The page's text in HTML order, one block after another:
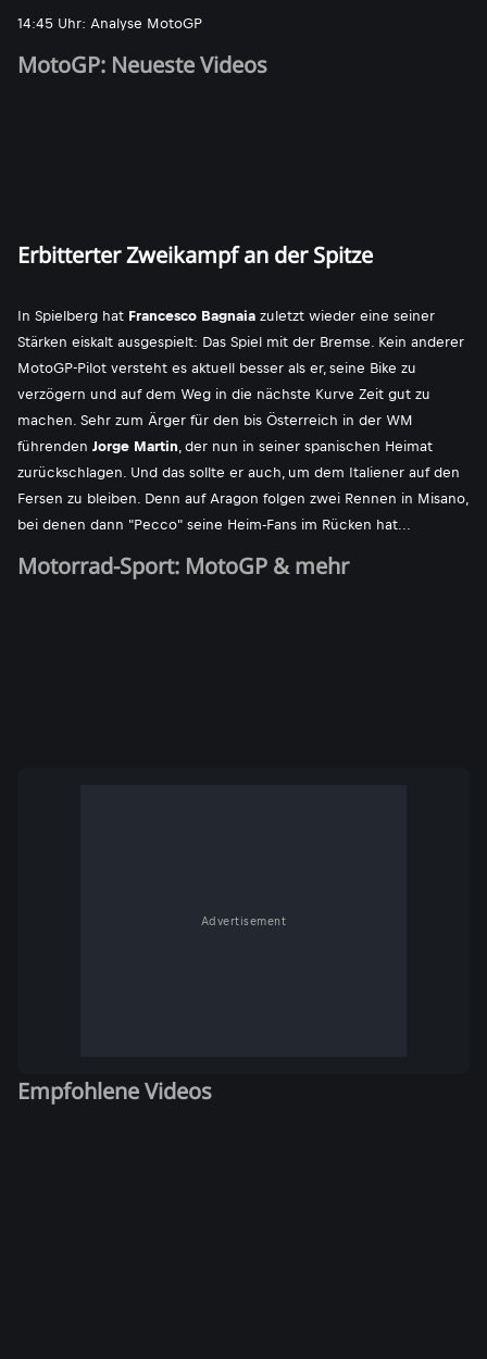
14:45 Uhr: Analyse MotoGP
MotoGP: Neueste Videos
Erbitterter Zweikampf an der Spitze
In Spielberg hat Francesco Bagnaia zuletzt wieder eine seiner
Stärken eiskalt ausgespielt: Das Spiel mit der Bremse. Kein anderer
MotoGP-Pilot versteht es aktuell besser als er, seine Bike zu
verzögern und auf dem Weg in die nächste Kurve Zeit gut zu
machen. Sehr zum Ärger für den bis Österreich in der WM
führenden Jorge Martin, der nun in seiner spanischen Heimat
zurückschlagen. Und das sollte er auch, um dem Italiener auf den
Fersen zu bleiben. Denn auf Aragon folgen zwei Rennen in Misano,
bei denen dann "Pecco" seine Heim-Fans im Rücken hat...
Motorrad-Sport: MotoGP & mehr
Advertisement
Empfohlene Videos